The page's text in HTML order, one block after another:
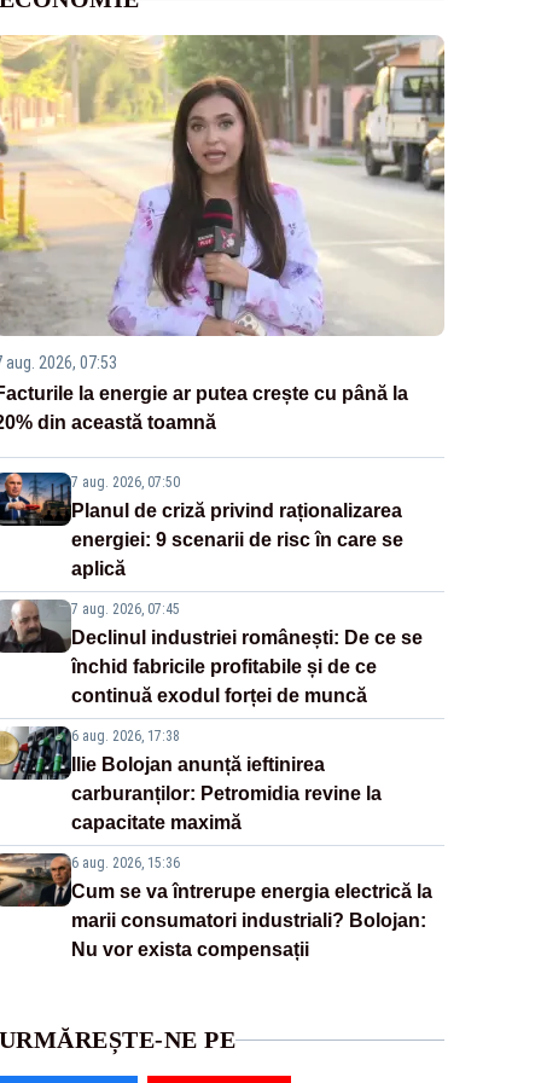
aug. 2026, 07:53
la energie ar putea crește cu până la
din această toamnă
7 aug. 2026, 07:50
Planul de criză privind raționalizarea
energiei: 9 scenarii de risc în care se
aplică
7 aug. 2026, 07:45
Declinul industriei românești: De ce se
închid fabricile profitabile și de ce
continuă exodul forței de muncă
6 aug. 2026, 17:38
Ilie Bolojan anunță ieftinirea
carburanților: Petromidia revine la
capacitate maximă
6 aug. 2026, 15:36
Cum se va întrerupe energia electrică la
marii consumatori industriali? Bolojan:
Nu vor exista compensații
URMĂREȘTE-NE PE